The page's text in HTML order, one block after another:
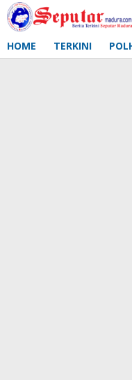
Lewati
ke
HOME TERKINI